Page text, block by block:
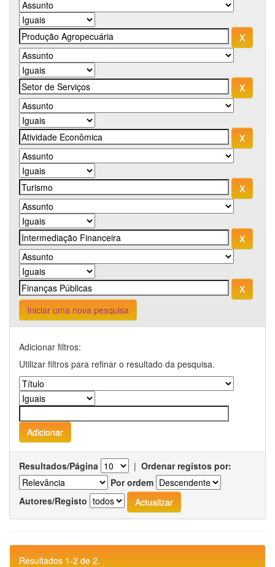
Iniciar uma nova pesquisa
Adicionar filtros:
Utilizar filtros para refinar o resultado da pesquisa.
Resultados/Página | Ordenar registos por:
Por ordem
Autores/Registo
Resultados 1-2 de 2.